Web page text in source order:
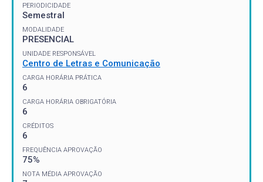
PERIODICIDADE
Semestral
MODALIDADE
PRESENCIAL
UNIDADE RESPONSÁVEL
Centro de Letras e Comunicação
CARGA HORÁRIA PRÁTICA
6
CARGA HORÁRIA OBRIGATÓRIA
6
CRÉDITOS
6
FREQUÊNCIA APROVAÇÃO
75%
NOTA MÉDIA APROVAÇÃO